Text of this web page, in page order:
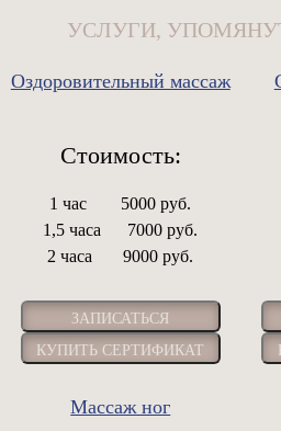
УСЛУГИ,
Оздоровительный массаж
Стоимость:
1 час
5000 руб.
1,5 часа
7000 руб.
2 часа
9000 руб.
ЗАПИСАТЬСЯ
КУПИТЬ СЕРТИФИКАТ
Массаж ног